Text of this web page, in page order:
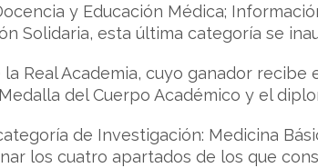
y Educación Médica;
Solidaria, esta última categoría se
Real Academia, cuyo ganador
del Cuerpo Académico y el
de Investigación: Medicina
los cuatro apartados de los que